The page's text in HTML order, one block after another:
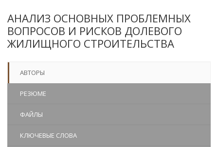
АНАЛИЗ ОСНОВНЫХ ПРОБЛЕМНЫХ
ВОПРОСОВ И РИСКОВ ДОЛЕВОГО
ЖИЛИЩНОГО СТРОИТЕЛЬСТВА
АВТОРЫ
РЕЗЮМЕ
ФАЙЛЫ
КЛЮЧЕВЫЕ СЛОВА